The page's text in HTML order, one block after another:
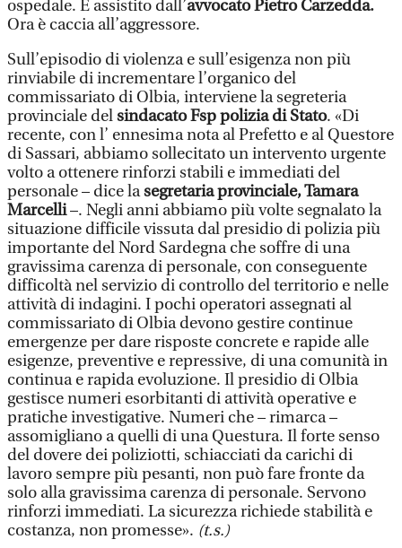
ospedale. È assistito dall’avvocato Pietro Carzedda.
Ora è caccia all’aggressore.
Sull’episodio di violenza e sull’esigenza non più
rinviabile di incrementare l’organico del
commissariato di Olbia, interviene la segreteria
provinciale delsindacato Fsp polizia di Stato. «Di
recente, con l’ ennesima nota al Prefetto e al Questore
di Sassari, abbiamo sollecitato un intervento urgente
volto a ottenere rinforzi stabili e immediati del
personale – dice lasegretaria provinciale, Tamara
Marcelli–. Negli anni abbiamo più volte segnalato la
situazione difficile vissuta dal presidio di polizia più
importante del Nord Sardegna che soffre di una
gravissima carenza di personale, con conseguente
difficoltà nel servizio di controllo del territorio e nelle
attività di indagini. I pochi operatori assegnati al
commissariato di Olbia devono gestire continue
emergenze per dare risposte concrete e rapide alle
esigenze, preventive e repressive, di una comunità in
continua e rapida evoluzione. Il presidio di Olbia
gestisce numeri esorbitanti di attività operative e
pratiche investigative. Numeri che – rimarca –
assomigliano a quelli di una Questura. Il forte senso
del dovere dei poliziotti, schiacciati da carichi di
lavoro sempre più pesanti, non può fare fronte da
solo alla gravissima carenza di personale. Servono
rinforzi immediati. La sicurezza richiede stabilità e
costanza, non promesse». (t.s.)